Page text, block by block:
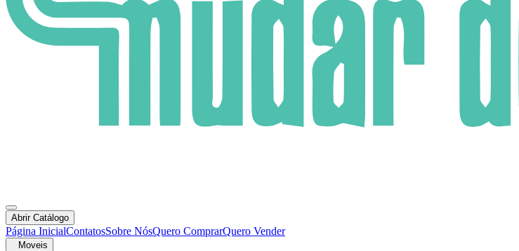
Abrir Catálogo
Página InicialContatosSobre NósQuero ComprarQuero Vender
Moveis